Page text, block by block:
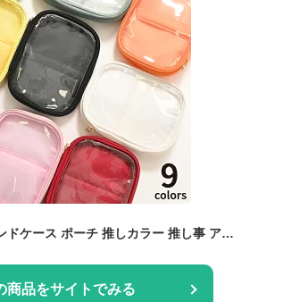
推し活 アクリルスタンドケース ポーチ 推しカラー 推し事 アイドル アニメ レディース Honeys ハニーズ アクリルスタンドケース
商品をサイトでみる